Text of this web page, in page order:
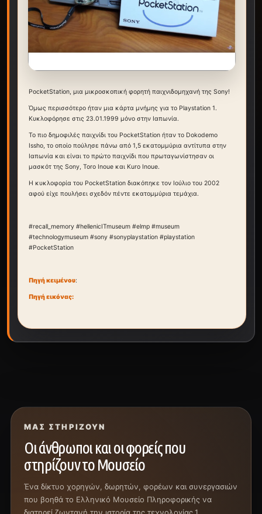
PocketStation, μια μικροσκοπική φορητή παιχνιδομηχανή της Sony!
Όμως περισσότερο ήταν μια κάρτα μνήμης για το Playstation 1.
Κυκλοφόρησε στις 23.01.1999 μόνο στην Ιαπωνία.
Το πιο δημοφιλές παιχνίδι του PocketStation ήταν το Dokodemo
Issho, το οποίο πούλησε πάνω από 1,5 εκατομμύρια αντίτυπα στην
Ιαπωνία και είναι το πρώτο παιχνίδι που πρωταγωνίστησαν οι
μασκότ της Sony, Toro Inoue και Kuro Inoue.
Η κυκλοφορία του PocketStation διακόπηκε τον Ιούλιο του 2002
αφού είχε πουλήσει σχεδόν πέντε εκατομμύρια τεμάχια.
#recall_memory #hellenicITmuseum #elmp #museum
#technologymuseum #sony #sonyplaystation #playstation
#PocketStation
Πηγή κειμένου:
Πηγή εικόνας:
ΜΑΣ ΣΤΗΡΊΖΟΥΝ
Οι άνθρωποι και οι φορείς που
στηρίζουν το Μουσείο
Ένα δίκτυο χορηγών, δωρητών, φορέων και συνεργασιών
που βοηθά το Ελληνικό Μουσείο Πληροφορικής να